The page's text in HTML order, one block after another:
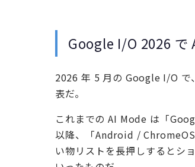
Google I/O 2026 で
2026 年 5 月の Google I/O
表だ。
これまでの AI Mode は「
以降、「Android /
い物リストを長押しするとシ